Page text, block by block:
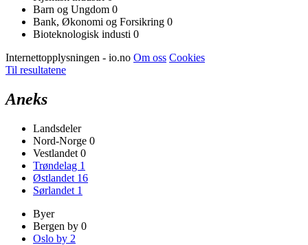
Barn og Ungdom 0
Bank, Økonomi og Forsikring 0
Bioteknologisk industi 0
Internettopplysningen - io.no Om oss Cookies
Til resultatene
Aneks
Landsdeler
Nord-Norge 0
Vestlandet 0
Trøndelag 1
Østlandet 16
Sørlandet 1
Byer
Bergen by 0
Oslo by 2